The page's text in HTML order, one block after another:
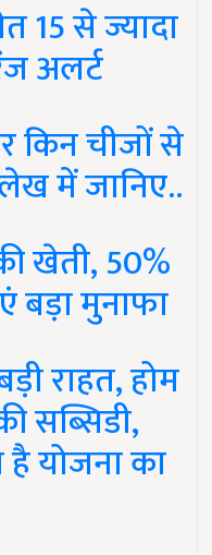
15 से ज्यादा
अलर्ट
किन चीजों से
में जानिए..
खेती, 50%
बड़ा मुनाफा
राहत, होम
सब्सिडी,
योजना का